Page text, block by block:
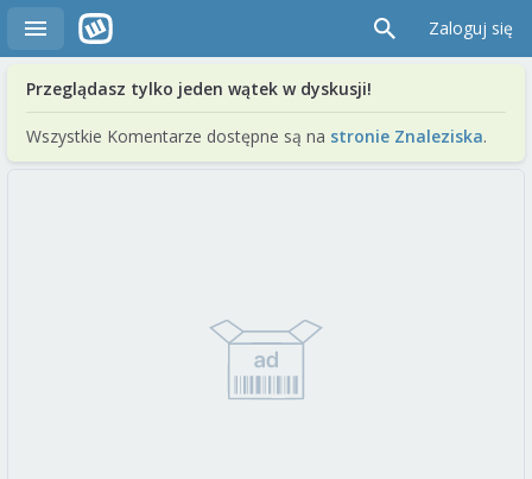
Zaloguj się
Przeglądasz tylko jeden wątek w dyskusji!
Wszystkie Komentarze dostępne są na stronie Znaleziska.